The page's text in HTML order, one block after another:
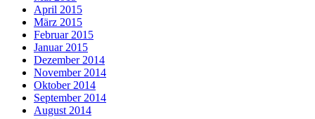
April 2015
März 2015
Februar 2015
Januar 2015
Dezember 2014
November 2014
Oktober 2014
September 2014
August 2014